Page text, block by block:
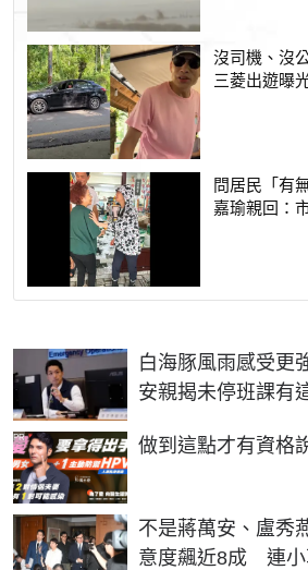
沒司機、沒
三菱出遊曝
問居民「有
嘉瑜親回：
白海豚風雨感受
安親揭未停班課有
做到這點才有資格
PR
不是蔣萬安、盧秀
意度飆近8成 連小